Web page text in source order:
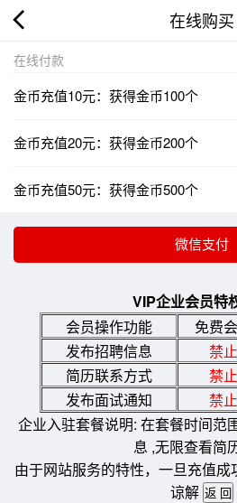
在线购买
在线付款
金币充值10元：获得金币100个
金币充值20元：获得金币200个
金币充值50元：获得金币500个
VIP企业会员特
会员操作功能
免费
发布招聘信息
禁止
简历联系方式
禁止
发布面试通知
禁止
企业入驻套餐说明: 在套餐时间范
息 ,无限查看简
由于网站服务的特性，一旦充值
谅解